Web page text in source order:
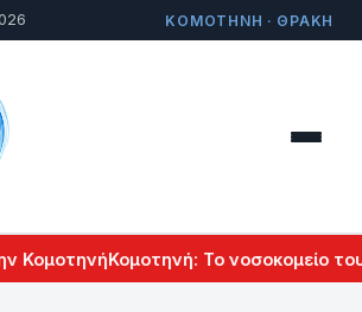
ΚΟΜΟΤΗΝΗ · ΘΡΑΚΗ
Κομοτηνή: Το νοσοκομείο του